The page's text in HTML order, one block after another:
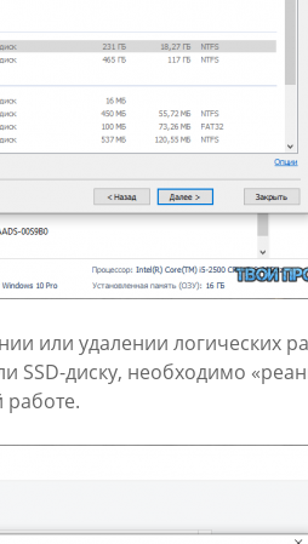
или удалении логических
SSD-диску, необходимо
работе.